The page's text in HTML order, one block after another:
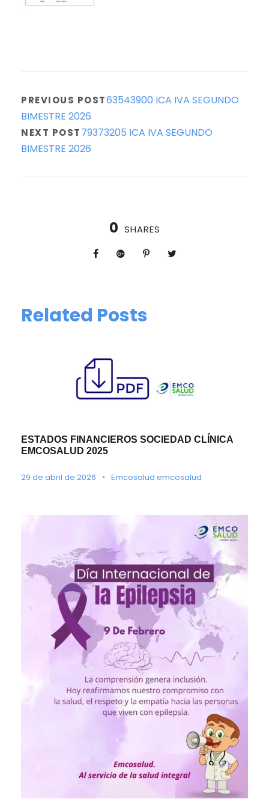
PREVIOUS POST63543900 ICA IVA SEGUNDO
BIMESTRE 2026
NEXT POST79373205 ICA IVA SEGUNDO
BIMESTRE 2026
0 SHARES
Related Posts
ESTADOS FINANCIEROS SOCIEDAD CLÍNICA
EMCOSALUD 2025
29 de abril de 2026 • Emcosalud emcosalud